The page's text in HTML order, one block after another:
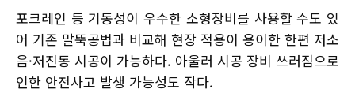
포크레인 등 기동성이 우수한 소형장비를 사용할 수도 있
어 기존 말뚝공법과 비교해 현장 적용이 용이한 한편 저소
음·저진동 시공이 가능하다. 아울러 시공 장비 쓰러짐으로
인한 안전사고 발생 가능성도 작다.